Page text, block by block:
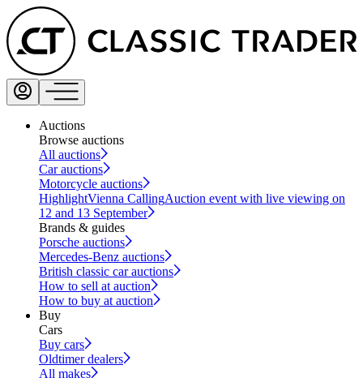
Auctions
Browse auctions
All auctions
Car auctions
Motorcycle auctions
HighlightVienna CallingAuction event with live viewing on
12 and 13 September
Brands & guides
Porsche auctions
Mercedes-Benz auctions
British classic car auctions
How to sell at auction
How to buy at auction
Buy
Cars
Buy cars
Oldtimer dealers
All makes